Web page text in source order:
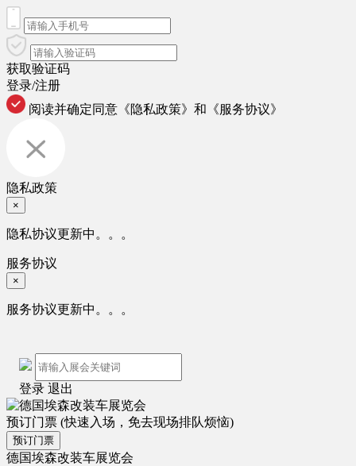
获取验证码
登录/注册
阅读并确定同意 《隐私政策》 和 《服务协议》
隐私政策
×
隐私协议更新中。。。
服务协议
×
服务协议更新中。。。
登录 退出
预订门票 (快速入场，免去现场排队烦恼)
预订门票
德国埃森改装车展览会